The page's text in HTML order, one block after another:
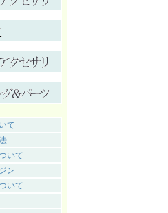
て
いて
ン
いて